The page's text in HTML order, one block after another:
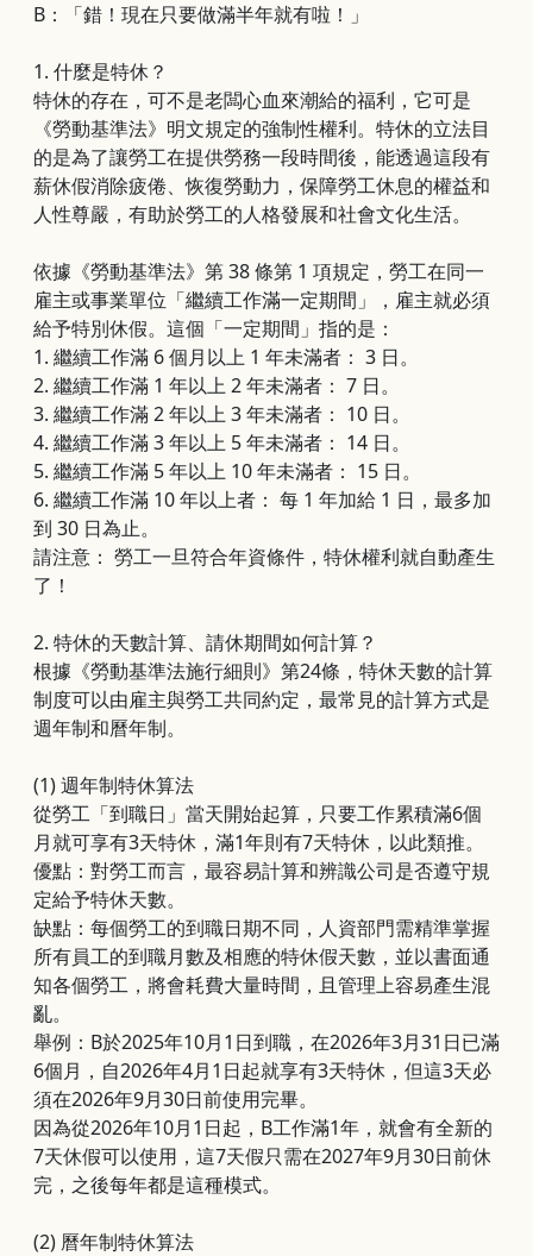
B：「錯！現在只要做滿半年就有啦！」
1. 什麼是特休？
特休的存在，可不是老闆心血來潮給的福利，它可是
《勞動基準法》明文規定的強制性權利。特休的立法目
的是為了讓勞工在提供勞務一段時間後，能透過這段有
薪休假消除疲倦、恢復勞動力，保障勞工休息的權益和
人性尊嚴，有助於勞工的人格發展和社會文化生活。
依據《勞動基準法》第 38 條第 1 項規定，勞工在同一
雇主或事業單位「繼續工作滿一定期間」，雇主就必須
給予特別休假。這個「一定期間」指的是：
1. 繼續工作滿 6 個月以上 1 年未滿者： 3 日。
2. 繼續工作滿 1 年以上 2 年未滿者： 7 日。
3. 繼續工作滿 2 年以上 3 年未滿者： 10 日。
4. 繼續工作滿 3 年以上 5 年未滿者： 14 日。
5. 繼續工作滿 5 年以上 10 年未滿者： 15 日。
6. 繼續工作滿 10 年以上者： 每 1 年加給 1 日，最多加
到 30 日為止。
請注意： 勞工一旦符合年資條件，特休權利就自動產生
了！
2. 特休的天數計算、請休期間如何計算？
根據《勞動基準法施行細則》第24條，特休天數的計算
制度可以由雇主與勞工共同約定，最常見的計算方式是
週年制和曆年制。
(1)週年制特休算法
從勞工「到職日」當天開始起算，只要工作累積滿6個
月就可享有3天特休，滿1年則有7天特休，以此類推。
優點：對勞工而言，最容易計算和辨識公司是否遵守規
定給予特休天數。
缺點：每個勞工的到職日期不同，人資部門需精準掌握
所有員工的到職月數及相應的特休假天數，並以書面通
知各個勞工，將會耗費大量時間，且管理上容易產生混
亂。
舉例：B於2025年10月1日到職，在2026年3月31日已滿
6個月，自2026年4月1日起就享有3天特休，但這3天必
須在2026年9月30日前使用完畢。
因為從2026年10月1日起，B工作滿1年，就會有全新的
7天休假可以使用，這7天假只需在2027年9月30日前休
完，之後每年都是這種模式。
(2) 曆年制特休算法